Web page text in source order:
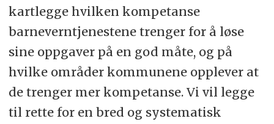
kartlegge hvilken kompetanse
barneverntjenestene trenger for å løse
sine oppgaver på en god måte, og på
hvilke områder kommunene opplever at
de trenger mer kompetanse. Vi vil legge
til rette for en bred og systematisk